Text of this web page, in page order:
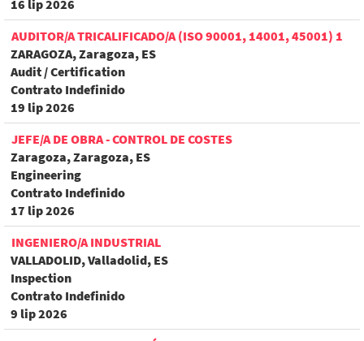
16 lip 2026
AUDITOR/A TRICALIFICADO/A (ISO 90001, 14001, 45001) 1
ZARAGOZA, Zaragoza, ES
Audit / Certification
Contrato Indefinido
19 lip 2026
JEFE/A DE OBRA - CONTROL DE COSTES
Zaragoza, Zaragoza, ES
Engineering
Contrato Indefinido
17 lip 2026
INGENIERO/A INDUSTRIAL
VALLADOLID, Valladolid, ES
Inspection
Contrato Indefinido
9 lip 2026